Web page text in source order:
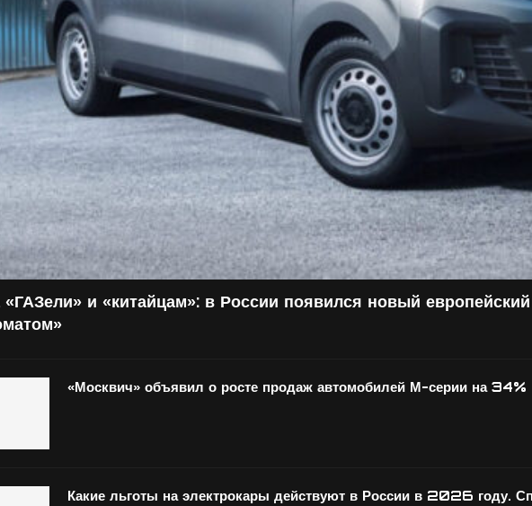
«ГАЗели» и «китайцам»: в России появился новый
«Москвич» объявил о росте продаж автомобилей М-серии на 34%
Какие льготы на электрокары действуют в России в 2026 году.